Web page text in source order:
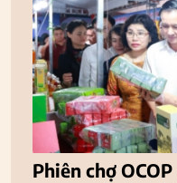
Phiên chợ